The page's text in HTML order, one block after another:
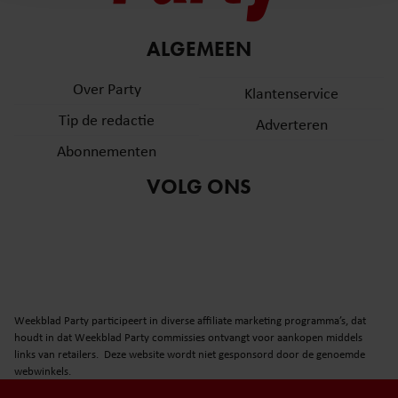
informatie over uw gebruik van onze site met onze
partners voor social media, adverteren en analyse. Deze
informatie die u aan ze heeft verstrekt of die ze hebben
gaat akkoord met onze cookies als u onze website blijft
gebruiken.
ALGEMEEN
Over Party
Tip de redactie
Abonnementen
Klantenservice
Adverteren
VOLG ONS
Weekblad Party participeert in diverse affiliate marketing programma’s, dat
houdt in dat Weekblad Party commissies ontvangt voor aankopen middels
links van retailers. Deze website wordt niet gesponsord door de genoemde
webwinkels.